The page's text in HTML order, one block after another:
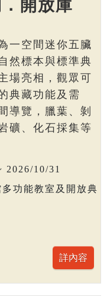
開放庫
一空間迷你五臟
然標本與標準典
場亮相，觀眾可
典藏功能及需
導覽，臘葉、剝
礦、化石採集等
2026/10/31
功能教室及開放典